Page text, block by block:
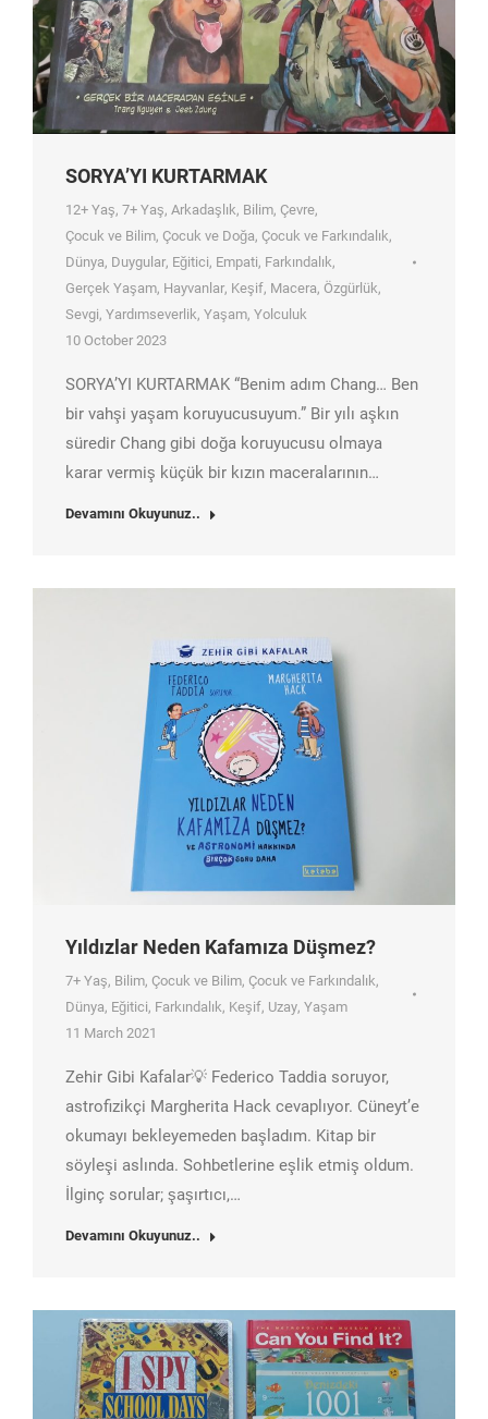
SORYA’YI KURTARMAK
12+ Yaş, 7+ Yaş, Arkadaşlık, Bilim, Çevre,
Çocuk ve Bilim, Çocuk ve Doğa, Çocuk ve Farkındalık,
Dünya, Duygular, Eğitici, Empati, Farkındalık,
Gerçek Yaşam, Hayvanlar, Keşif, Macera, Özgürlük,
Sevgi, Yardımseverlik, Yaşam, Yolculuk
10 October 2023
SORYA’YI KURTARMAK “Benim adım Chang… Ben
bir vahşi yaşam koruyucusuyum.” Bir yılı aşkın
süredir Chang gibi doğa koruyucusu olmaya
karar vermiş küçük bir kızın maceralarının…
Devamını Okuyunuz..
Yıldızlar Neden Kafamıza Düşmez?
7+ Yaş, Bilim, Çocuk ve Bilim, Çocuk ve Farkındalık,
Dünya, Eğitici, Farkındalık, Keşif, Uzay, Yaşam
11 March 2021
Zehir Gibi Kafalar💡 Federico Taddia soruyor,
astrofizikçi Margherita Hack cevaplıyor. Cüneyt’e
okumayı bekleyemeden başladım. Kitap bir
söyleşi aslında. Sohbetlerine eşlik etmiş oldum.
İlginç sorular; şaşırtıcı,…
Devamını Okuyunuz..